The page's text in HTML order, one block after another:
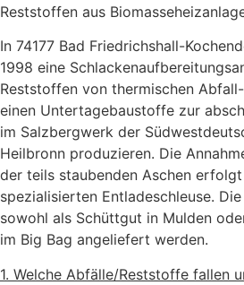
Reststoffen aus
In 74177 Bad Friedrichshall-
1998 eine
Reststoffen von thermischen
einen Untertagebaustoffe zur
im Salzbergwerk der
Heilbronn produzieren. Die
der teils staubenden Aschen
spezialisierten Entladeschleuse.
sowohl als Schüttgut in Mulden
im Big Bag angeliefert werden.
1. Welche Abfälle/Reststoffe fallen